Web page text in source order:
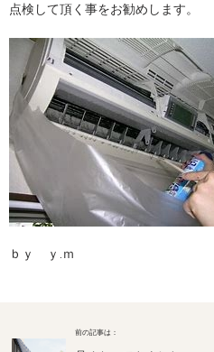
点検して頂く事をお勧めします。
ｂｙ ｙ.ｍ